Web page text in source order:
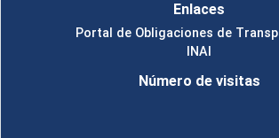
Enlaces
Portal de Obligaciones de
INAI
Número de visitas